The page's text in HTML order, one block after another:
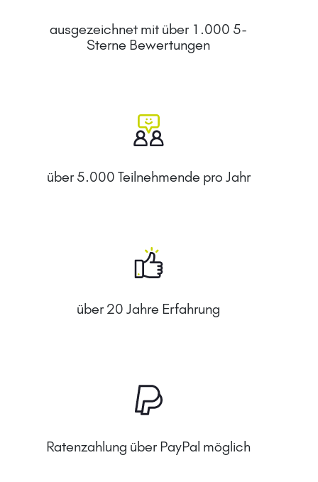
ausgezeichnet mit über 1.000 5-
Sterne Bewertungen
über 5.000 Teilnehmende pro Jahr
über 20 Jahre Erfahrung
Ratenzahlung über PayPal möglich